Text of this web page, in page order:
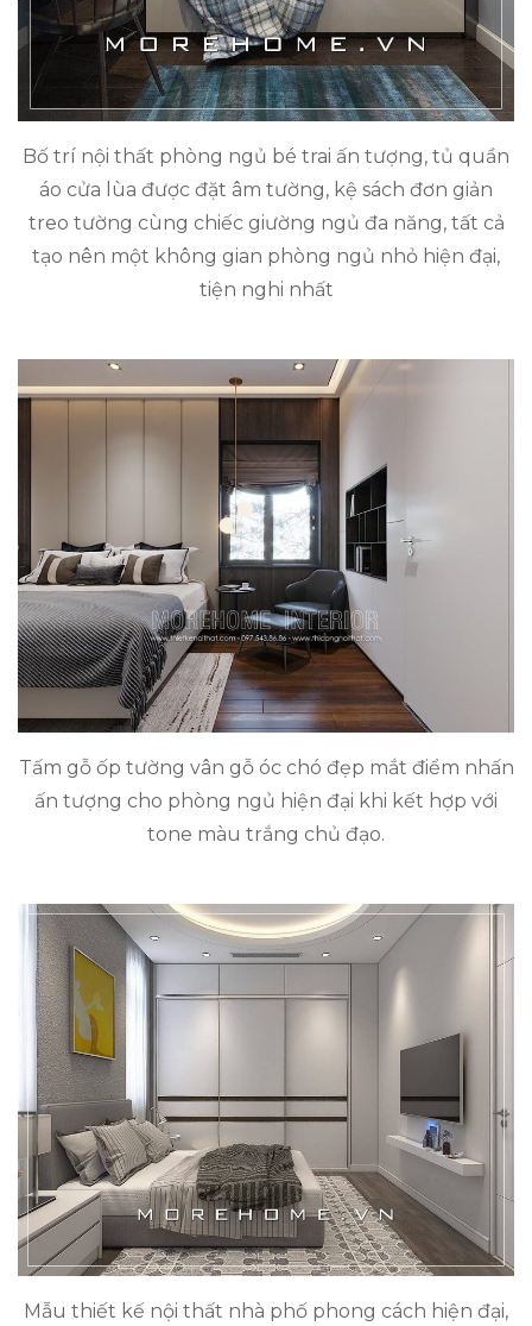
Bố trí nội thất phòng ngủ bé trai ấn tượng, tủ quần
áo cửa lùa được đặt âm tường, kệ sách đơn giản
treo tường cùng chiếc giường ngủ đa năng, tất cả
tạo nên một không gian phòng ngủ nhỏ hiện đại,
tiện nghi nhất
Tấm gỗ ốp tường vân gỗ óc chó đẹp mắt điểm nhấn
ấn tượng cho phòng ngủ hiện đại khi kết hợp với
tone màu trắng chủ đạo.
Mẫu thiết kế nội thất nhà phố phong cách hiện đại,